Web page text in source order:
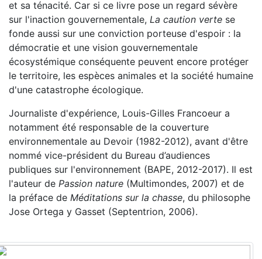
et sa ténacité. Car si ce livre pose un regard sévère
sur l'inaction gouvernementale, La caution verte se
fonde aussi sur une conviction porteuse d'espoir : la
démocratie et une vision gouvernementale
écosystémique conséquente peuvent encore protéger
le territoire, les espèces animales et la société humaine
d'une catastrophe écologique.
Journaliste d'expérience, Louis-Gilles Francoeur a
notamment été responsable de la couverture
environnementale au Devoir (1982-2012), avant d'être
nommé vice-président du Bureau d’audiences
publiques sur l'environnement (BAPE, 2012-2017). Il est
l'auteur de Passion nature (Multimondes, 2007) et de
la préface de Méditations sur la chasse, du philosophe
Jose Ortega y Gasset (Septentrion, 2006).